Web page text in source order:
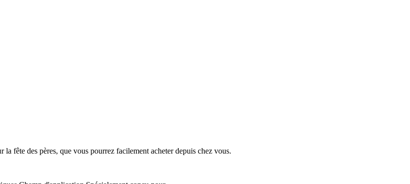
fête des pères, que vous pourrez facilement acheter depuis chez vous.